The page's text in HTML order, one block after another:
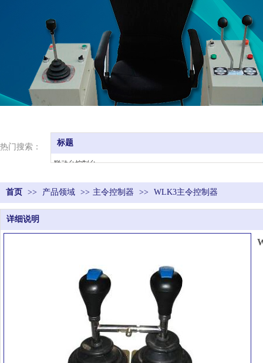
标题
联动台控制台
主令控制器
座椅
热门搜索：
首页 >> 产品领域 >> 主令控制器 >> WLK3主令控制器
详细说明